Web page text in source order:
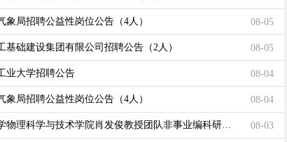
象局招聘公益性岗位公告（4人） 08-05
基础建设集团有限公司招聘公告（2人） 08-05
业大学招聘公告 08-04
象局招聘公益性岗位公告（4人） 08-04
物理科学与技术学院肖发俊教授团队非事业编科研助理招聘启事
08-03